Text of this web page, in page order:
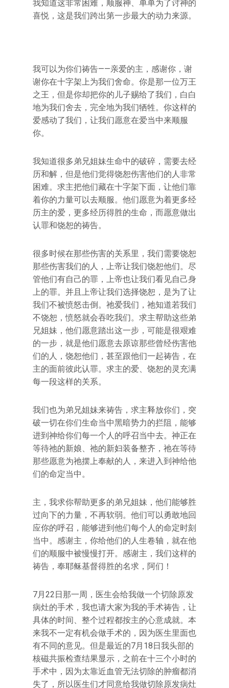
我知道这非常困难，顺服神、单单为了讨神的
喜悦，这是我们跨出第一步最大的动力来源。
我可以为你们祷告——亲爱的主，感谢你，谢
谢你在十字架上为我们舍命。你是那一位万王
之王，但是你却把你的儿子赐给了我们，白白
地为我们舍去，完全地为我们牺牲。你这样的
爱感动了我们，让我们愿意在爱当中来顺服
你。
我知道很多弟兄姐妹生命中的破碎，需要去经
历和解，但是他们觉得饶恕伤害他们的人非常
困难。求主把他们藏在十字架下面，让他们靠
着你的力量可以去顺服。他们愿意为着更多经
历主的爱，更多经历得胜的生命，而愿意做出
认罪和饶恕的祷告。
很多时候在那些伤害的关系里，我们需要饶恕
那些伤害我们的人，上帝让我们饶恕他们。尽
管他们有自己的罪，上帝也让我们看见自己身
上的罪。并且上帝让我们选择饶恕，是为了让
我们不被愤怒击倒。祂爱我们，祂知道若我们
不饶恕，愤怒就会吞吃我们。求主帮助这些弟
兄姐妹，他们愿意踏出这一步，可能是很艰难
的一步，就是他们愿意去原谅那些曾经伤害他
们的人，饶恕他们，甚至跟他们一起祷告，在
主的面前彼此认罪。求主的爱、饶恕的灵充满
每一段这样的关系。
我们也为弟兄姐妹来祷告，求主释放你们，突
破一切在你们生命当中黑暗势力的拦阻，能够
进到神给你们每一个人的呼召当中去。神正在
等待祂的新娘、祂的新妇装备整齐，祂在等待
那些愿意为祂摆上奉献的人，来进入到神给他
们的命定当中。
主，我求你帮助更多的弟兄姐妹，他们能够胜
过向下的力量，不再软弱。他们可以勇敢地回
应你的呼召，能够进到他们每个人的命定时刻
当中。感谢主，你给他们的人生卷轴，就在他
们的顺服中被慢慢打开。感谢主，我们这样的
祷告，奉耶稣基督得胜的名求，阿们！
7月22日那一周，医生会给我做一个切除原发
病灶的手术，我也请大家为我的手术祷告，让
具体的时间、整个过程都按主的心意成就。本
来我不一定有机会做手术的，因为医生里面也
有不同的意见。但是最近的7月18日我头部的
核磁共振检查结果显示，之前在十三个小时的
手术中，因为太靠近血管无法切除的肿瘤都消
失了，所以医生们才同意给我做切除原发病灶